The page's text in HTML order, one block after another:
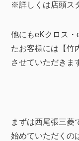
※詳しくは店頭ス
他にもeKクロス
たお客様には【竹
させていただきま
まずは西尾張三菱
始めていただくの